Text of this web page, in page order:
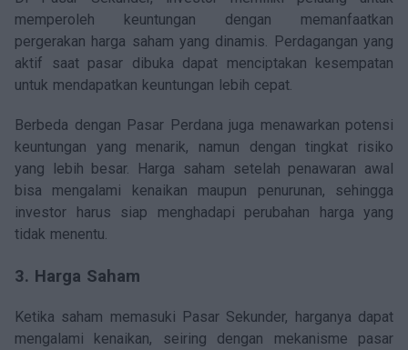
memperoleh keuntungan dengan memanfaatkan
pergerakan harga saham yang dinamis. Perdagangan yang
aktif saat pasar dibuka dapat menciptakan kesempatan
untuk mendapatkan keuntungan lebih cepat.
Berbeda dengan Pasar Perdana juga menawarkan potensi
keuntungan yang menarik, namun dengan tingkat risiko
yang lebih besar. Harga saham setelah penawaran awal
bisa mengalami kenaikan maupun penurunan, sehingga
investor harus siap menghadapi perubahan harga yang
tidak menentu.
3. Harga Saham
Ketika saham memasuki Pasar Sekunder, harganya dapat
mengalami kenaikan, seiring dengan mekanisme pasar